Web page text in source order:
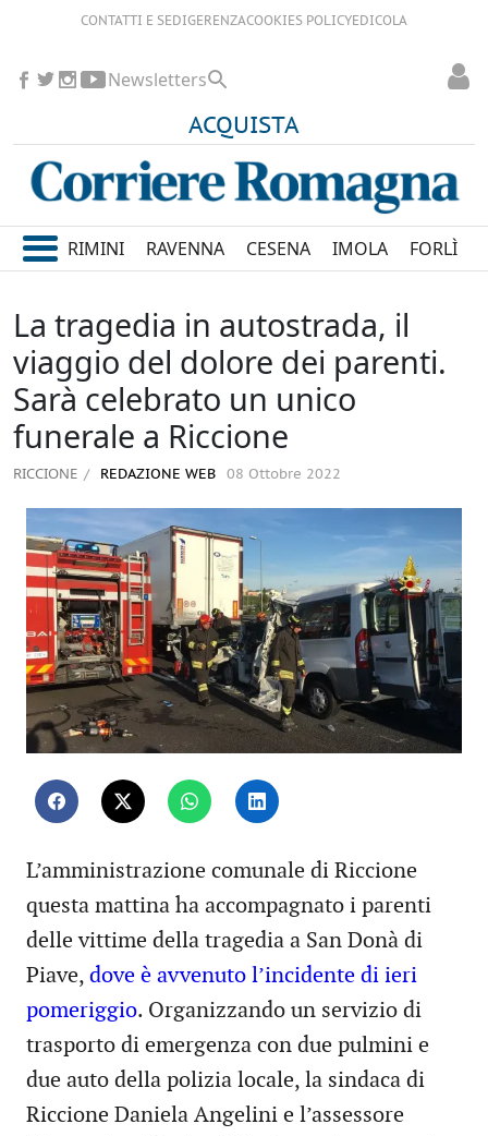
CONTATTI E SEDIGERENZACOOKIES POLICYEDICOLA
ACQUISTA
Newsletters
RIMINI RAVENNA CESENA IMOLA FORLÌ
La tragedia in autostrada, il
viaggio del dolore dei parenti.
Sarà celebrato un unico
funerale a Riccione
RICCIONE REDAZIONE WEB 08 Ottobre 2022
L’amministrazione comunale di Riccione
questa mattina ha accompagnato i parenti
delle vittime della tragedia a San Donà di
Piave, dove è avvenuto l’incidente di ieri
pomeriggio. Organizzando un servizio di
trasporto di emergenza con due pulmini e
due auto della polizia locale, la sindaca di
Riccione Daniela Angelini e l’assessore